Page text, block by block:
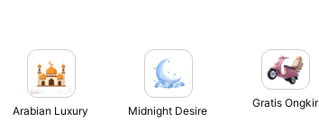
Arabian Luxury Midnight Desire
Gratis Ongkir